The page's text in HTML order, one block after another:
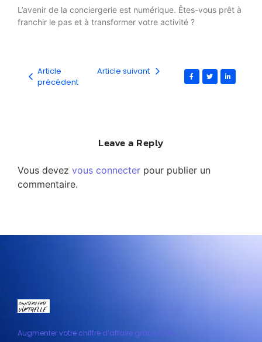
L’avenir de la conciergerie est numérique. Êtes-vous prêt à
franchir le pas et à transformer votre activité ?
Article
précédent
Article suivant
Leave a Reply
Vous devez vous connecter pour publier un
commentaire.
Augmenter votre chiffre d’affaire grâce à l’IA